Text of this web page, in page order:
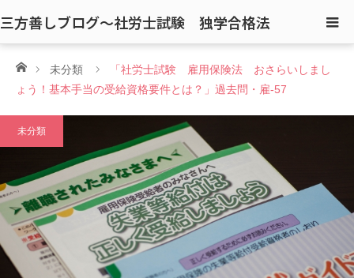
三方善しブログ〜社労士試験 独学合格法
ホーム未分類
「社労士試験 雇用保険法 おさらいしまし
ょう！基本手当の受給資格要件とは？」過去問・雇-57
未分類